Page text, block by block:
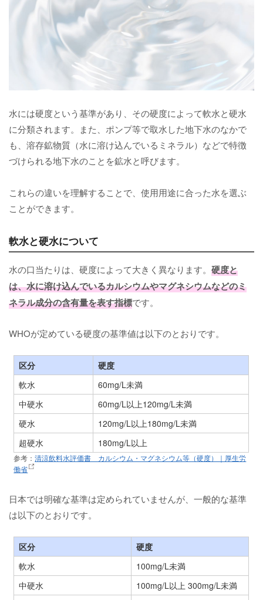
水には硬度という基準があり、その硬度によって軟水と硬水
に分類されます。また、ポンプ等で取水した地下水のなかで
も、溶存鉱物質（水に溶け込んでいるミネラル）などで特徴
づけられる地下水のことを鉱水と呼びます。
これらの違いを理解することで、使用用途に合った水を選ぶ
ことができます。
軟水と硬水について
水の口当たりは、硬度によって大きく異なります。 硬度と
は、水に溶け込んでいるカルシウムやマグネシウムなどのミ
ネラル成分の含有量を表す指標です。
WHOが定めている硬度の基準値は以下のとおりです。
区分
硬度
軟水
60mg/L未満
中硬水
60mg/L以上120mg/L未満
硬水
120mg/L以上180mg/L未満
超硬水
180mg/L以上
参考：清涼飲料水評価書 カルシウム・マグネシウム等（硬度）｜厚生労
働省
日本では明確な基準は定められていませんが、一般的な基準
は以下のとおりです。
区分
硬度
軟水
100mg/L未満
中硬水
100mg/L以上 300mg/L未満